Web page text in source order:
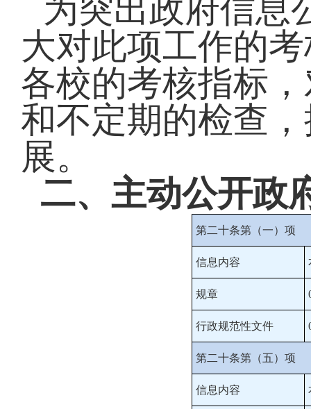
为突出政府信息
大对此项工作的
各校的考核指标
和不定期的检查
展。
二、主动公开政
第二十条第（一）项
信息内容
规章
行政规范性文件
第二十条第（五）项
信息内容